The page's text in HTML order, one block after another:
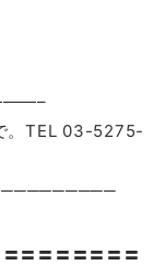
。TEL 03-5275-
〓〓〓〓〓〓〓